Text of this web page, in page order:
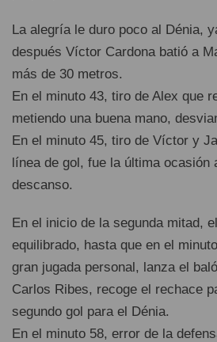
La alegría le duro poco al Dénia,
después Víctor Cardona batió a
más de 30 metros.
En el minuto 43, tiro de Alex que
metiendo una buena mano,
En el minuto 45, tiro de Víctor y
línea de gol, fue la última ocasión
descanso.
En el inicio de la segunda mitad,
equilibrado, hasta que en el
gran jugada personal, lanza el
Carlos Ribes, recoge el rechace
segundo gol para el Dénia.
En el minuto 58, error de la